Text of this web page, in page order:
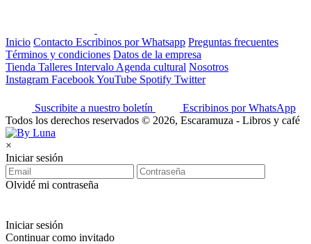
Inicio Contacto Escribinos por Whatsapp Preguntas frecuentes
Términos y condiciones Datos de la empresa
Tienda Talleres Intervalo Agenda cultural Nosotros
Instagram FacebookYouTube Spotify Twitter
Suscribite a nuestro boletín
Escribinos por WhatsApp
Todos los derechos reservados © 2026, Escaramuza - Libros y café
×
Iniciar sesión
Olvidé mi contraseña
Iniciar sesión
Continuar como invitado